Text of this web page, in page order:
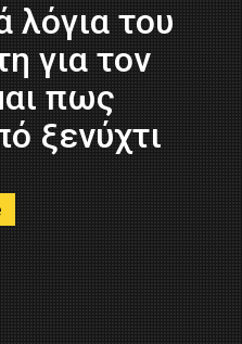
λόγια του
για τον
πως
ξενύχτι